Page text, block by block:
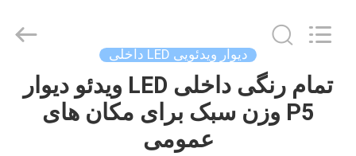
خانه
Creation
Limited.
دیوار ویدئویی LED داخلی
تمام رنگی داخلی LED ویدئو دیوار
P5 وزن سبک برای مکان های
عمومی